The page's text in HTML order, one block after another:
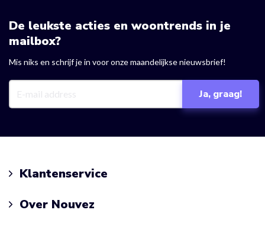
De leukste acties en woontrends in je
mailbox?
Mis niks en schrijf je in voor onze maandelijkse nieuwsbrief!
Klantenservice
Over Nouvez